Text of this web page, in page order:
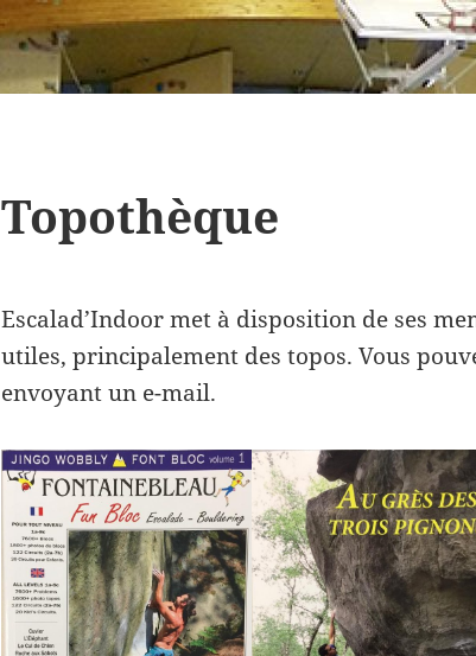
Topothèque
Escalad’Indoor met à disposition de ses
utiles, principalement des topos. Vous
envoyant un e-mail.